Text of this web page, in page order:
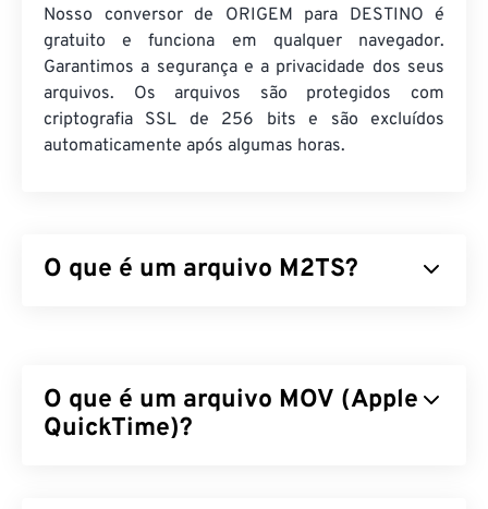
Nosso conversor de ORIGEM para DESTINO é
gratuito e funciona em qualquer navegador.
Garantimos a segurança e a privacidade dos seus
arquivos. Os arquivos são protegidos com
criptografia SSL de 256 bits e são excluídos
automaticamente após algumas horas.
O que é um arquivo M2TS?
vídeo e filme digital que geralmente consiste em
conteúdo criptografado em discos Blu-ray para uso
O que é um arquivo MOV (Apple
QuickTime)?